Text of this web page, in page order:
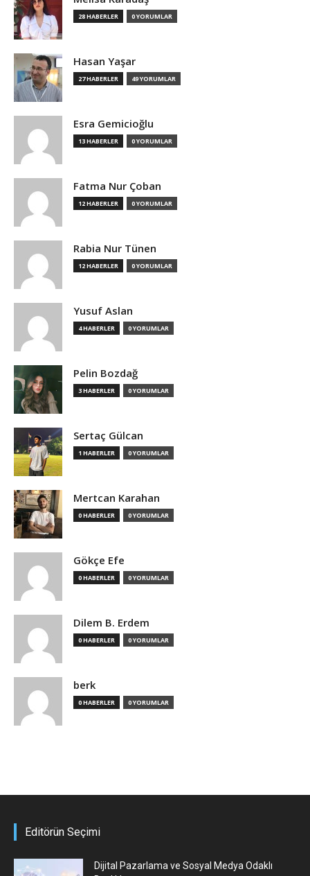
28 HABERLER 0 YORUMLAR
Hasan Yaşar
27 HABERLER 49 YORUMLAR
Esra Gemicioğlu
13 HABERLER 0 YORUMLAR
Fatma Nur Çoban
12 HABERLER 0 YORUMLAR
Rabia Nur Tünen
12 HABERLER 0 YORUMLAR
Yusuf Aslan
4 HABERLER 0 YORUMLAR
Pelin Bozdağ
3 HABERLER 0 YORUMLAR
Sertaç Gülcan
1 HABERLER 0 YORUMLAR
Mertcan Karahan
0 HABERLER 0 YORUMLAR
Gökçe Efe
0 HABERLER 0 YORUMLAR
Dilem B. Erdem
0 HABERLER 0 YORUMLAR
berk
0 HABERLER 0 YORUMLAR
Editörün Seçimi
Dijital Pazarlama ve Sosyal Medya Odaklı